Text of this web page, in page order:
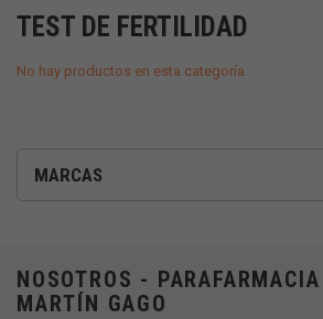
MARCAS
TEST DE FERTILIDAD
No hay productos en esta categoría
NOSOTROS - PARAFARMACIA
MARTÍN GAGO